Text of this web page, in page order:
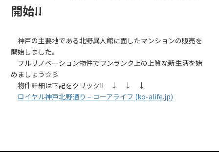
開始!!
神戸の主要地である北野異人館に面したマンションの販売を
開始しました。
フルリノベーション物件でワンランク上の上質な新生活を始
めましょう☆彡
物件詳細は下記をクリック!! ↓ ↓ ↓
ロイヤル神戸北野通り – コーアライフ (ko-alife.jp)